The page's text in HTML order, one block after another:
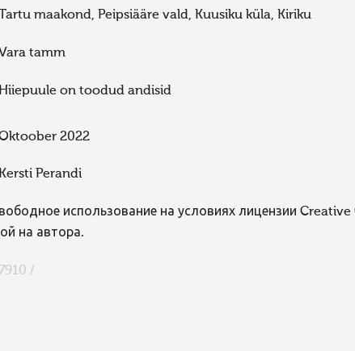
Tartu maakond, Peipsiääre vald, Kuusiku küla, Kiriku
Vara tamm
Hiiepuule on toodud andisid
2022
Kersti Perandi
использование на условиях лицензии
на автора.
7910 /